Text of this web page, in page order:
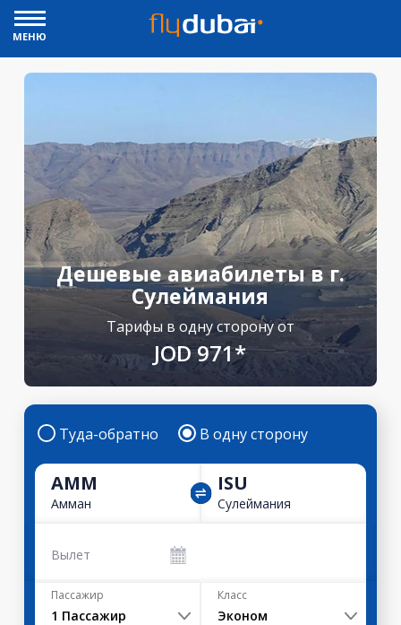
МЕНЮ
Дешевые авиабилеты в г.
Сулеймания
Тарифы в одну сторону от
JOD 971*
Туда-обратно В одну сторону
AMM
Амман
ISU
Сулеймания
Вылет
Пассажир
1 Пассажир
Класс
Эконом